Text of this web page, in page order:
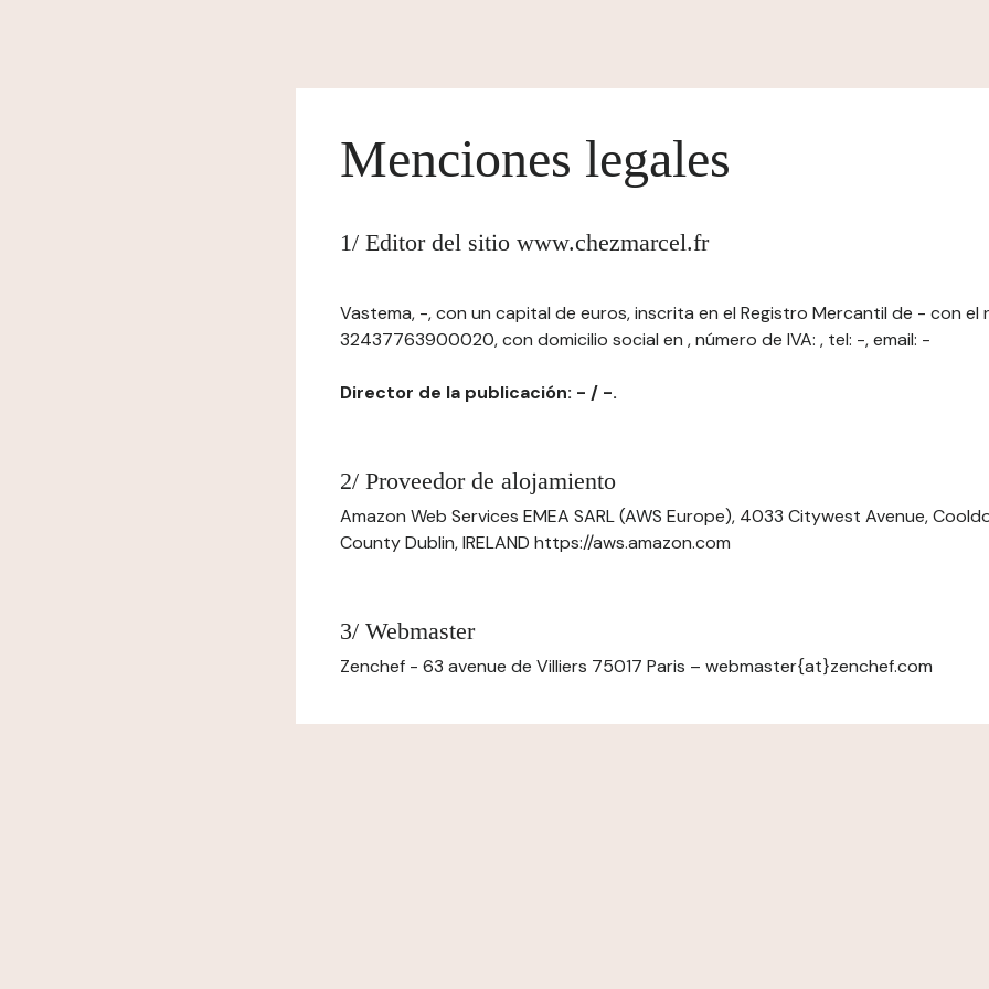
Menciones legales
1/ Editor del sitio www.chezmarcel.fr
Vastema, -, con un capital de euros, inscrita en el Registro Mercantil de - con el
32437763900020, con domicilio social en , número de IVA: , tel: -, email: -
Director de la publicación: - / -.
2/ Proveedor de alojamiento
Amazon Web Services EMEA SARL (AWS Europe), 4033 Citywest Avenue,
County Dublin, IRELAND https://aws.amazon.com
3/ Webmaster
Zenchef - 63 avenue de Villiers 75017 Paris – webmaster{at}zenchef.com